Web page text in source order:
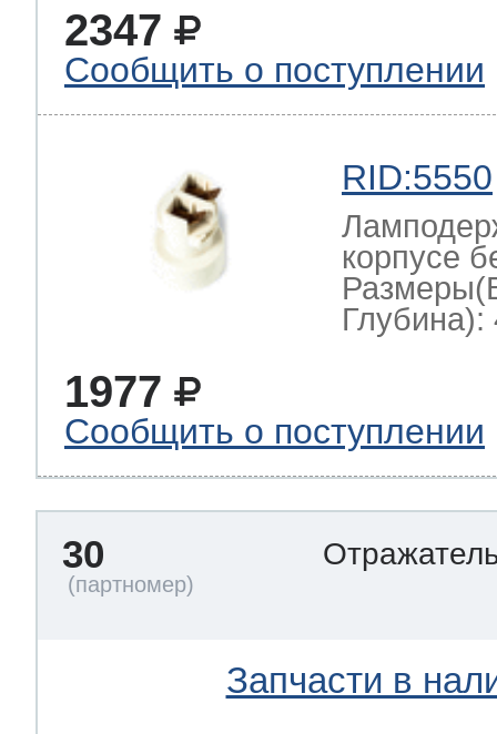
2347
Сообщить о поступлении
RID:5550
корпусе
Глубина):
1977
Сообщить о поступлении
30
Запчасти в